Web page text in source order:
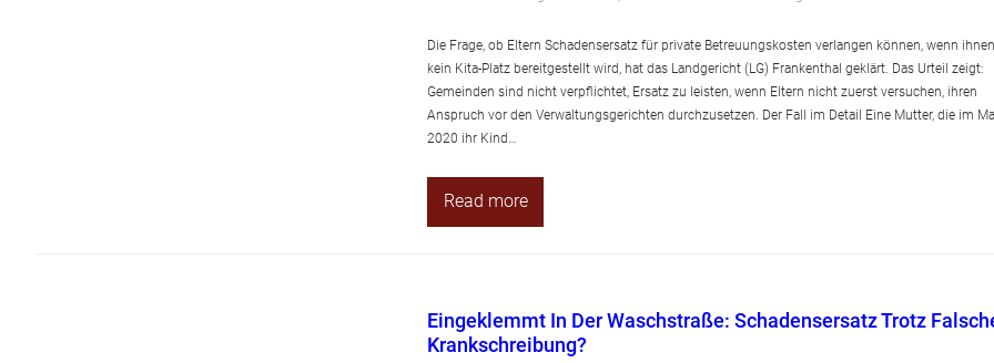
Die Frage, ob Eltern Schadensersatz für private Betreuungskosten verlangen können, wenn ihnen
kein Kita-Platz bereitgestellt wird, hat das Landgericht (LG) Frankenthal geklärt. Das Urteil zeigt:
Gemeinden sind nicht verpflichtet, Ersatz zu leisten, wenn Eltern nicht zuerst versuchen, ihren
Anspruch vor den Verwaltungsgerichten durchzusetzen. Der Fall im Detail Eine Mutter, die im
2020 ihr Kind…
Read more
Eingeklemmt In Der Waschstraße: Schadensersatz Trotz
Krankschreibung?